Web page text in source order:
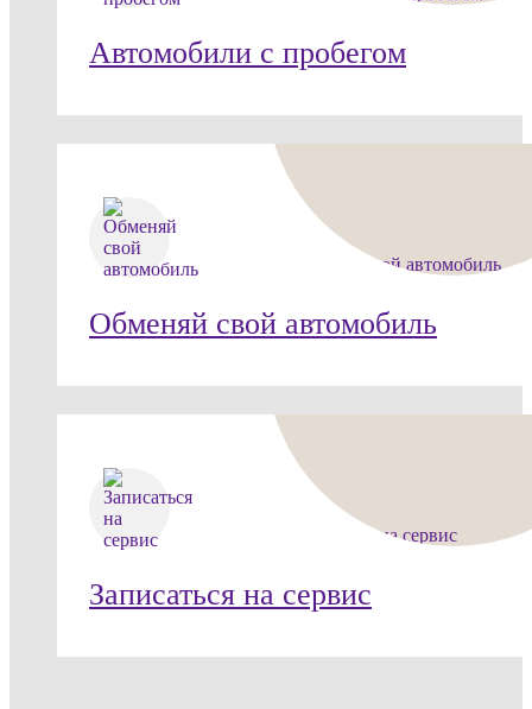
Автомобили с пробегом
Обменяй свой автомобиль
Записаться на сервис